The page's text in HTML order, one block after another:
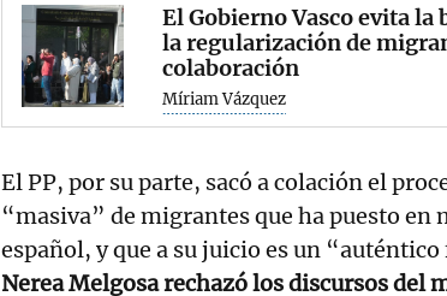
El Gobierno Vasco evita
la regularización de
colaboración
Míriam Vázquez
El PP, por su parte, sacó a colación el
“masiva” de migrantes que ha puesto en
español, y que a su juicio es un “auténtico
Nerea Melgosa rechazó los discursos del